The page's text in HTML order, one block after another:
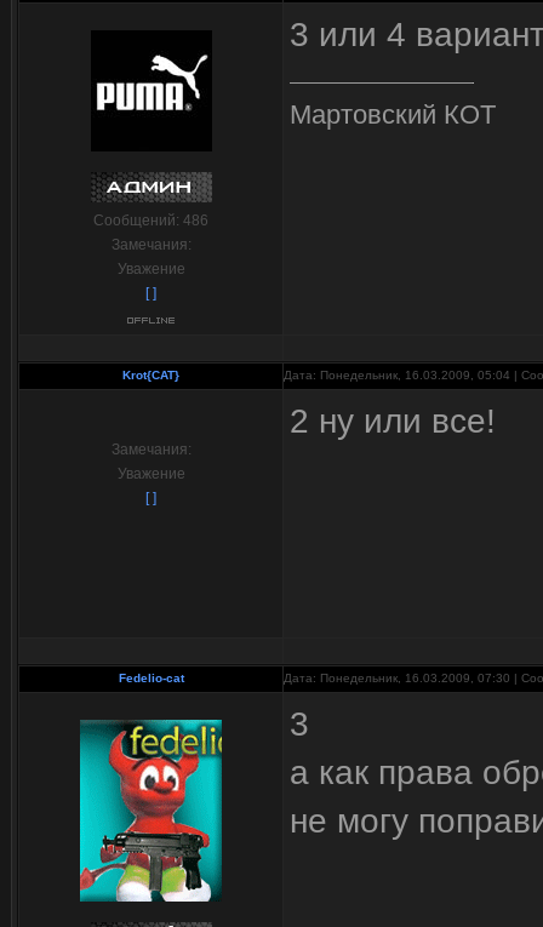
Сообщений: 486
Замечания:
Уважение
[ ]
3 или 4
Мартовский КОТ
Krot{CAT} Дата: Понедельник, 16.03.2009, 05:04 |
Замечания:
Уважение
[ ]
2 ну или все!
Fedelio-cat Дата: Понедельник, 16.03.2009, 07:30 |
3
а как права
не могу